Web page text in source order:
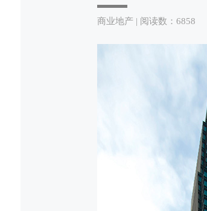
商业地产 | 阅读数：6858